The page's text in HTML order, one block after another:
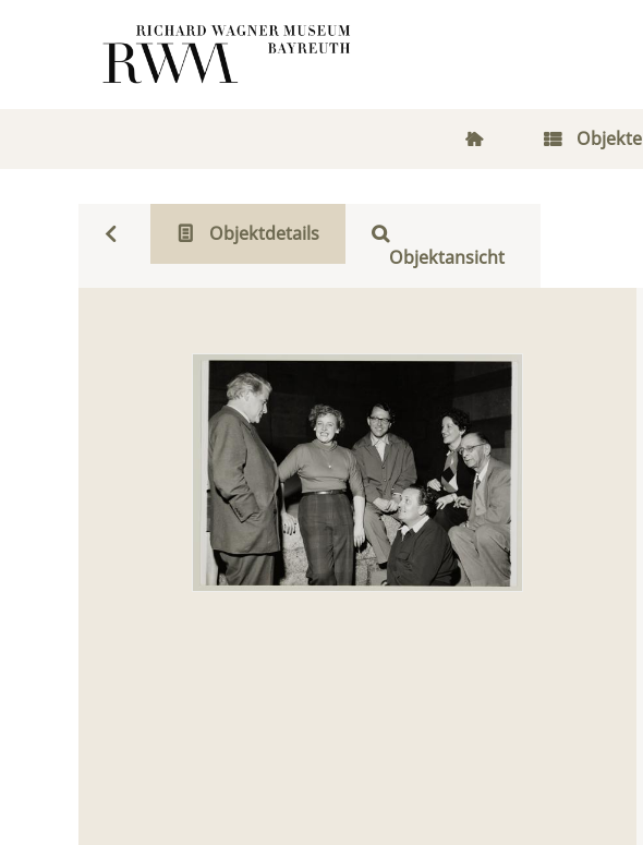
Objekte
Objektdetails
Objektansicht